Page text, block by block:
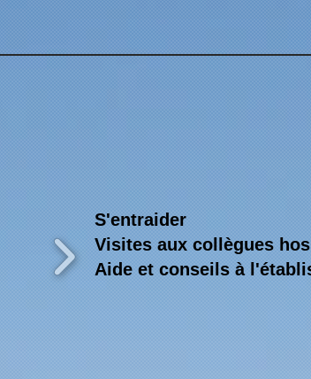
S'entraider
Visites aux collègues
Aide et conseils à